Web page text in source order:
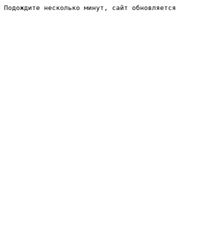
Подождите несколько минут, сайт обновляется